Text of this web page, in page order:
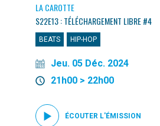
LA CAROTTE
S22E13 : TÉLÉCHARGEMENT LIBRE #4
BEATS HIP-HOP
Jeu. 05 Déc. 2024
21h00 > 22h00
ÉCOUTER L'ÉMISSION